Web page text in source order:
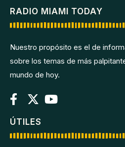
RADIO MIAMI TODAY
Nuestro propósito es el de
sobre los temas de más
mundo de hoy.
ÚTILES